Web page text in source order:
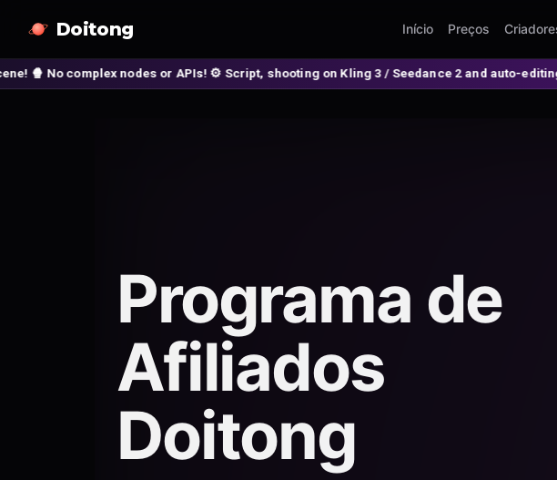
Doitong Início Preços
or APIs! ⚙️ Script, shooting on Kling 3 / Seedance 2 and auto-editing in one click! ⚡
Programa de
Afiliados
Doitong